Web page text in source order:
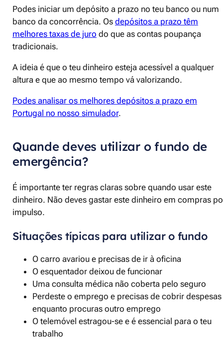
Podes iniciar um depósito a prazo no teu banco ou num
banco da concorrência. Os depósitos a prazo têm
melhores taxas de juro do que as contas poupança
tradicionais.
A ideia é que o teu dinheiro esteja acessível a qualquer
altura e que ao mesmo tempo vá valorizando.
Podes analisar os melhores depósitos a prazo em
Portugal no nosso simulador.
Quande deves utilizar o fundo de
emergência?
É importante ter regras claras sobre quando usar este
dinheiro. Não deves gastar este dinheiro em compras
impulso.
Situações típicas para utilizar o fundo
O carro avariou e precisas de ir à oficina
O esquentador deixou de funcionar
Uma consulta médica não coberta pelo seguro
Perdeste o emprego e precisas de cobrir despesas
enquanto procuras outro emprego
O telemóvel estragou-se e é essencial para o teu
trabalho